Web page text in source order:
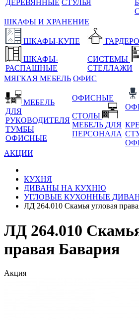
ДЕРЕВЯННЫЕ СТУЛЬЯ
ШКАФЫ И ХРАНЕНИЕ
ШКАФЫ-КУПЕ
ШКАФЫ-
РАСПАШНЫЕ
СИСТЕМЫ
СТЕЛЛАЖИ
МЯГКАЯ МЕБЕЛЬ ОФИС
МЕБЕЛЬ
ДЛЯ
РУКОВОДИТЕЛЯ
ТУМБЫ
ОФИСНЫЕ
ОФИСНЫЕ
СТОЛЫ
МЕБЕЛЬ ДЛЯ
ПЕРСОНАЛА
АКЦИИ
КУХНЯ
ДИВАНЫ НА КУХНЮ
УГЛОВЫЕ КУХОННЫЕ
ЛД 264.010 Скамья угловая
ЛД 264.010
правая Бавария
Акция